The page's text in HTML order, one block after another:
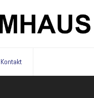
Kontakt